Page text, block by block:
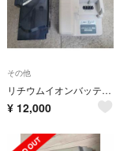
その他
リチウムイオンバッテリー NKY275B02 専用充電器付き
¥ 12,000